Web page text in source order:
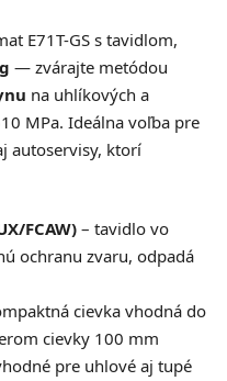
E71T-GS s tavidlom,
— zvárajte metódou
na uhlíkových a
MPa. Ideálna voľba pre
autoservisy, ktorí
FCAW) – tavidlo vo
ochranu zvaru, odpadá
cievka vhodná do
cievky 100 mm
pre uhlové aj tupé